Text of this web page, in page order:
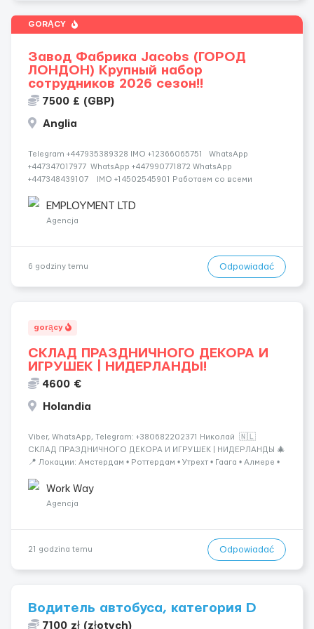
GORĄCY
Завод Фабрика Jacobs (ГОРОД
ЛОНДОН) Крупный набор
сотрудников 2026 сезон!!
7500 £ (GBP)
Anglia
Telegram +447935389328 IMO +12366065751 WhatsApp
+447347017977 WhatsApp +447990771872 WhatsApp
+447348439107 IMO +14502545901 Работаем со всеми
СДЕЛАЙ СКРИНШОТ! Telegram:@Vitali_Novikovs Telegram
@Vitali...
EMPLOYMENT LTD
Agencja
6 godziny temu Odpowiadać
gorący
СКЛАД ПРАЗДНИЧНОГО ДЕКОРА И
ИГРУШЕК | НИДЕРЛАНДЫ!
4600 €
Holandia
Viber, WhatsApp, Telegram: +380682202371 Николай 🇳🇱
СКЛАД ПРАЗДНИЧНОГО ДЕКОРА И ИГРУШЕК | НИДЕРЛАНДЫ 🎄
📍 Локации: Амстердам • Роттердам • Утрехт • Гаага • Алмере •
занимающийся хранением и отправкой праз...
Work Way
Agencja
21 godzina temu Odpowiadać
Водитель автобуса, категория D
7100 zł (złotych)